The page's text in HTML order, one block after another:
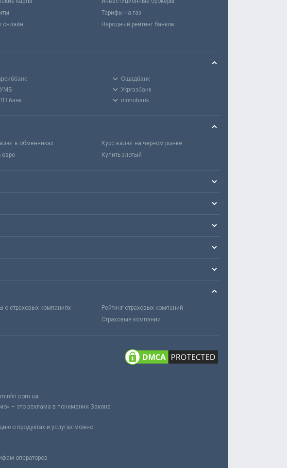
Тарифы на газ
онлайн
Народный рейтинг банков
Ощадбанк
Укргазбанк
банк monobank
в обменниках
Курс валют на черном рынке
евро Купить злотый
о страховых компаниях
Рейтинг страховых компаний
Страховые компании
– это реклама в понимании Закона
о продуктах и услугах можно
операторов